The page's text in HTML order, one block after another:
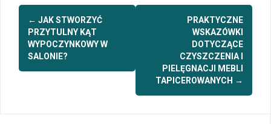
Post
navigation
← JAK STWORZYĆ
PRZYTULNY KĄT
WYPOCZYNKOWY W
SALONIE?
PRAKTYCZNE
WSKAZÓWKI
DOTYCZĄCE
CZYSZCZENIA I
PIELĘGNACJI MEBLI
TAPICEROWANYCH →